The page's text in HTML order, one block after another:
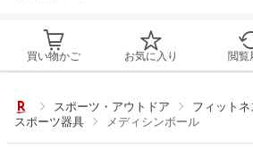
買い物かご お気に入り 閲覧
スポーツ・アウトドア
フィット
スポーツ器具
メディシンボール